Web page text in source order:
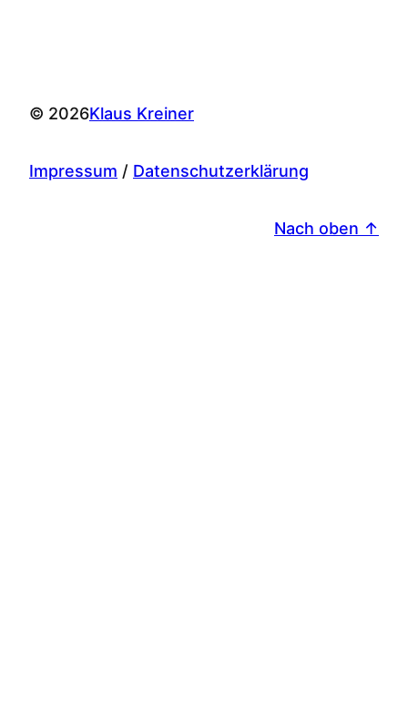
© 2026Klaus Kreiner
Impressum / Datenschutzerklärung
Nach oben ↑